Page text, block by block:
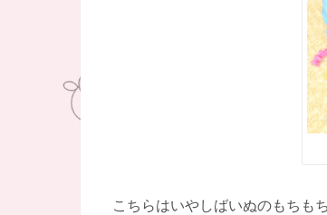
こちらはいやしばいぬのもちも